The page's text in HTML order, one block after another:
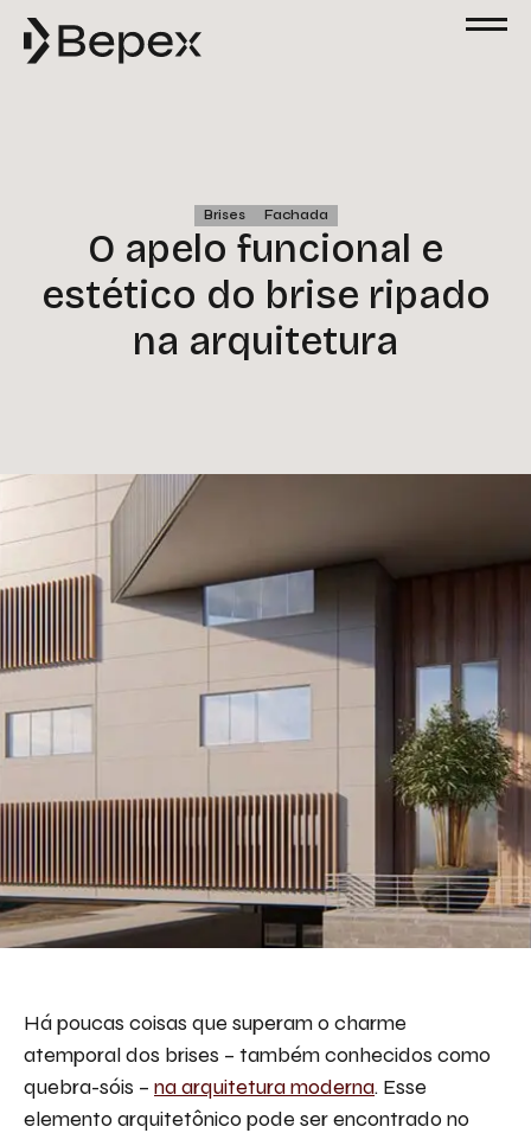
Brises Fachada
O apelo funcional e
estético do brise ripado
na arquitetura
Há poucas coisas que superam o charme
atemporal dos brises – também conhecidos como
quebra-sóis – na arquitetura moderna. Esse
elemento arquitetônico pode ser encontrado no